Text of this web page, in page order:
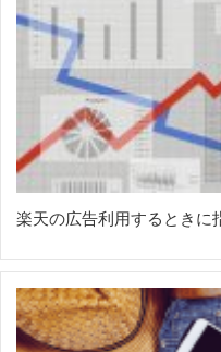
楽天の広告利用するときに